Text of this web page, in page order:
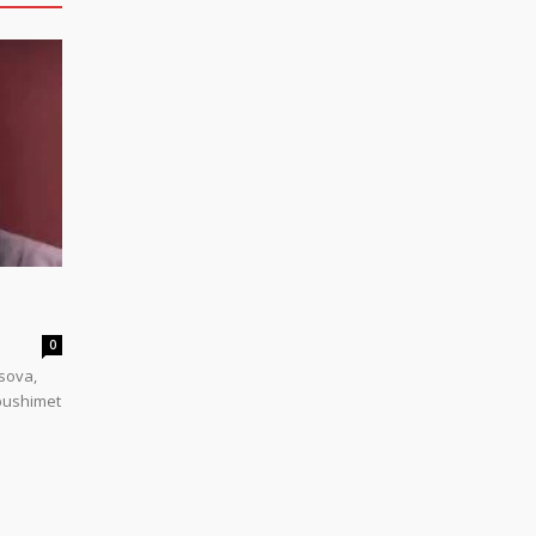
0